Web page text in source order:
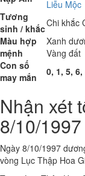
Liễu Mộc
Tương
sinh / khắcChi khắc
Màu hợp
mệnh
Xanh
Vàng đất
Con số
may mắn
0, 1, 5, 6,
Nhận xét
8/10/1997
Ngày 8/10/1997
vòng Lục Thập Hoa